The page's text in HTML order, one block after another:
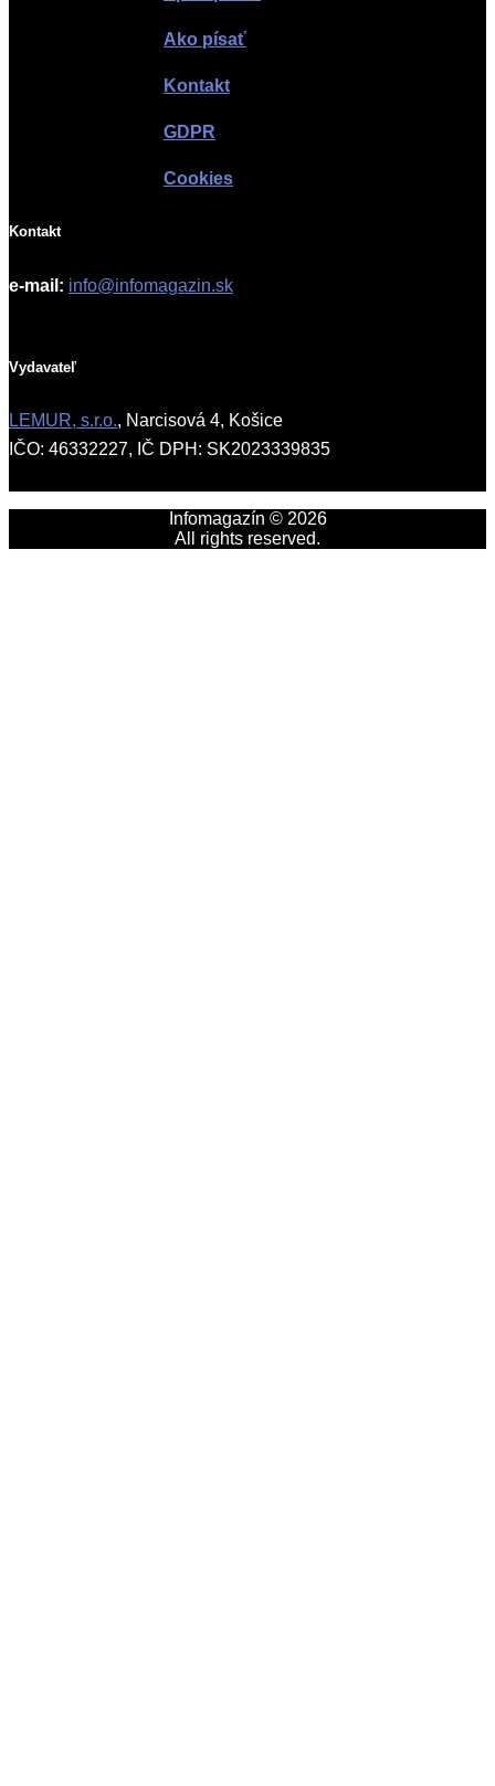
Ako písať
Kontakt
GDPR
Cookies
Kontakt
e-mail: info@infomagazin.sk
Vydavateľ
LEMUR, s.r.o., Narcisová 4, Košice
IČO: 46332227, IČ DPH: SK2023339835
Infomagazín © 2026
All rights reserved.